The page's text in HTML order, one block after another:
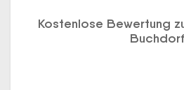
Kostenlose Bewertung
Buchdorf